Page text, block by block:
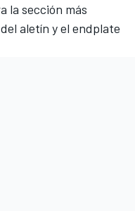
la sección más
aletín y el endplate